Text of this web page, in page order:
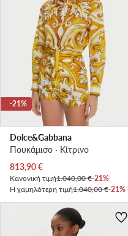
-21%
Dolce&Gabbana
Πουκάμισο · Κίτρινο
Τρέχουσα τιμή
813,90€
Κανονική τιμή1.040,00 €-21%
Η χαμηλότερη τιμή1.040,00 €-21%